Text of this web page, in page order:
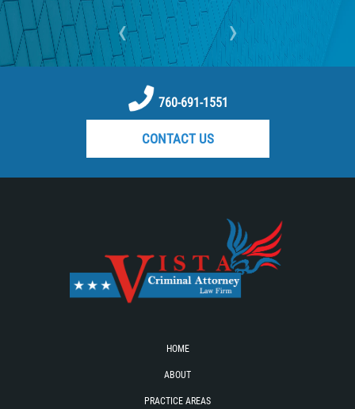
Burglary
Burglary of a Safe or Vault
Embezzlement
Grand Theft
Petty Theft
Robbery
Violent Crimes
‹ ›
760-691-1551
CONTACT US
HOME
ABOUT
PRACTICE AREAS